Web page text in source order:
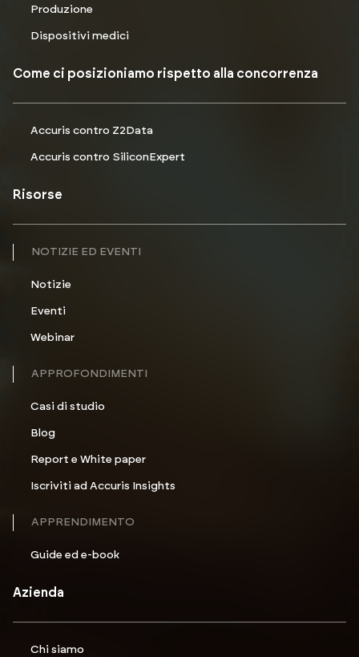
Produzione
Dispositivi medici
Come ci posizioniamo rispetto alla concorrenza
Accuris contro Z2Data
Accuris contro SiliconExpert
Risorse
NOTIZIE ED EVENTI
Notizie
Eventi
Webinar
APPROFONDIMENTI
Casi di studio
Blog
Report e White paper
Iscriviti ad Accuris Insights
APPRENDIMENTO
Guide ed e-book
Azienda
Chi siamo